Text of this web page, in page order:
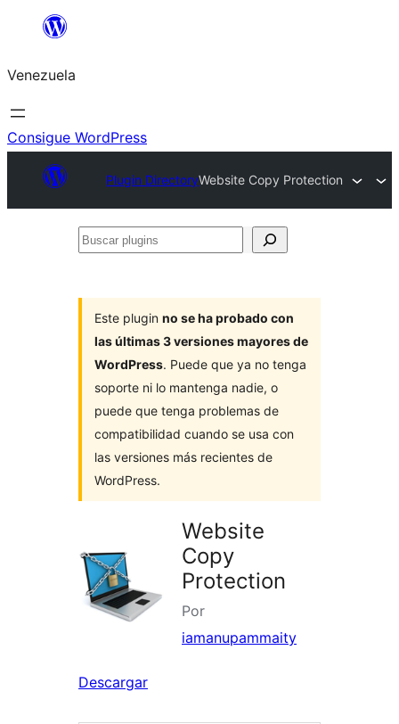
Saltar
contenido
Venezuela
Consigue WordPress
Plugin DirectoryWebsite Copy Protection
Buscar
Este plugin no se ha probado con
las últimas 3 versiones mayores de
WordPress. Puede que ya no tenga
soporte ni lo mantenga nadie, o
puede que tenga problemas de
compatibilidad cuando se usa con
las versiones más recientes de
WordPress.
Website
Copy
Protection
Por
iamanupammaity
Descargar